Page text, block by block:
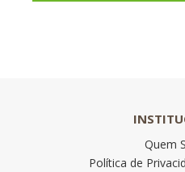
Quem
Política de